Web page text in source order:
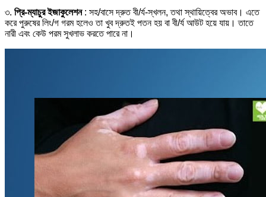
৩. প্রি-ম্যাচুর ইজাকুলেশন: সহ/বাসে দ্রুত বী/র্য-স্খলন, তথা স্থায়িত্বের অভাব। এতে
করে পুরুষের লিং/গ গরম হলেও তা খুব দ্রুতই পতন হয় বা বী/র্য আউট হয়ে যায়। তাতে
নারী এবং কেউ পরম সুখলাভ করতে পারে না।